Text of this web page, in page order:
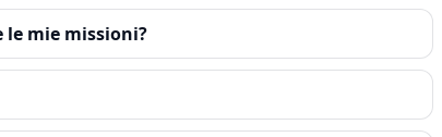
le mie missioni?